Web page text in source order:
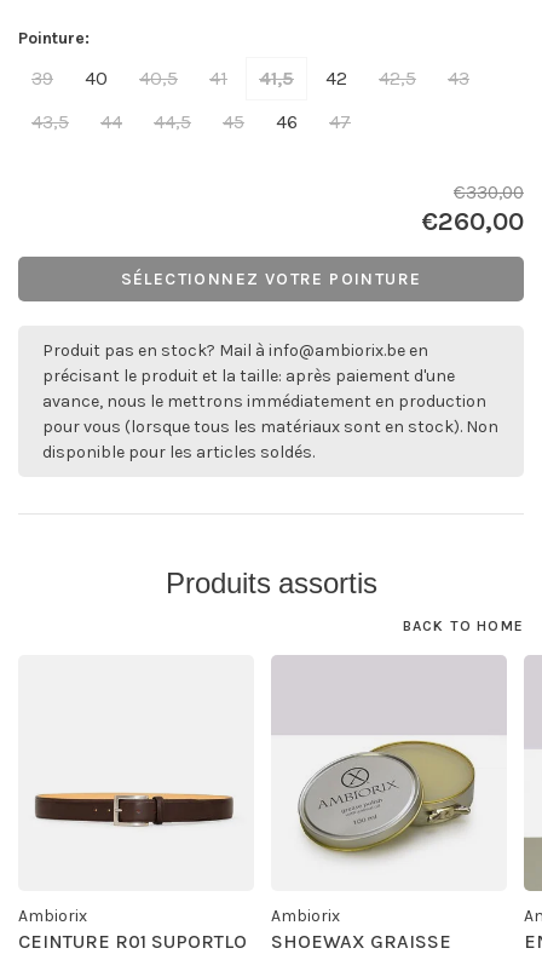
Pointure:
39 40 40,5 41 41,5 42 42,5
43
43,5
44 44,5 45 46 47
€330,00
€260,00
SÉLECTIONNEZ VOTRE POINTURE
Produit pas en stock? Mail à info@ambiorix.be en
précisant le produit et la taille: après paiement d'une
avance, nous le mettrons immédiatement en production
pour vous (lorsque tous les matériaux sont en stock). Non
disponible pour les articles soldés.
Produits assortis
BACK TO HOME
Ambiorix
CEINTURE R01 SUPORTLO
Ambiorix
SHOEWAX GRAISSE